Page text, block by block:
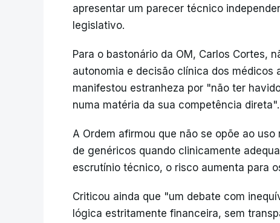
apresentar um parecer técnico
legislativo.
Para o bastonário da OM, Carlos Cortes,
autonomia e decisão clínica dos
manifestou estranheza por "não ter
numa matéria da sua competência direta".
A Ordem afirmou que não se opõe ao
de genéricos quando clinicamente
escrutínio técnico, o risco aumenta para
Criticou ainda que "um debate com
lógica estritamente financeira, sem